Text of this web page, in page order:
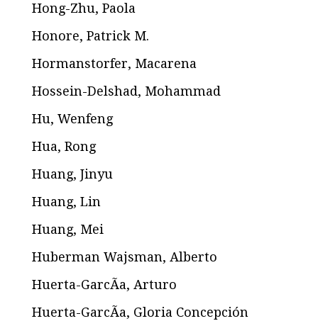
Hong-Zhu, Paola
Honore, Patrick M.
Hormanstorfer, Macarena
Hossein-Delshad, Mohammad
Hu, Wenfeng
Hua, Rong
Huang, Jinyu
Huang, Lin
Huang, Mei
Huberman Wajsman, Alberto
Huerta-GarcÃ­a, Arturo
Huerta-GarcÃ­a, Gloria Concepción